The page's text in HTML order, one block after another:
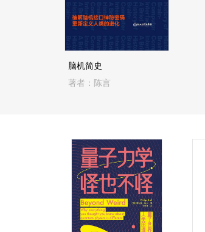
脑机简史
著者：陈言